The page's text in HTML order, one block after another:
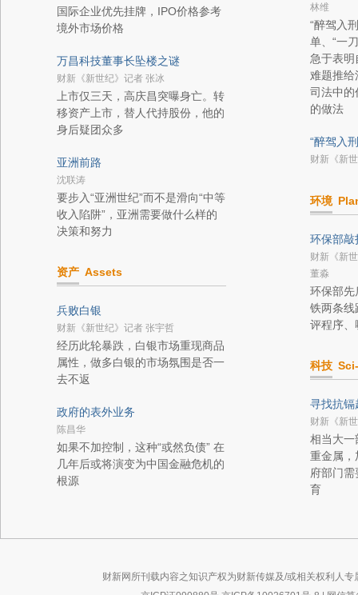
国际企业优先挂牌，IPO价格参考
境外市场价格
万昌科技董事长坠楼之谜
财新《新世纪》记者 张冰
上市仅三天，高庆昌突曝身亡。转
移资产上市，替人代持股份，他的
身后疑团众多
亚洲前路
沈联涛
要步入“亚洲世纪”而不是滑向“中等
收入陷阱”，亚洲需要做什么样的
决策和努力
资产 Assets
兵败白银
财新《新世纪》记者 张宇哲
经历此轮暴跌，白银市场重现商品
属性，做多白银的市场氛围是否一
去不返
政府的表外业务
陈昌华
如果不加控制，这种“或然负债” 在
几年后或将演变为中国金融危机的
根源
林维
“醉驾入
单、“一
急于表
难题推给
司法中的
的做法
“醉驾入
财新《新
环境
环保部敲
财新《新
董淼
环保部先
铁两条线
评程序、
科技
寻找抗镉
财新《新
相当大一
重金属，
府部门
育
财新网所刊载内容之知识产权为财新传媒及/或相关权利人